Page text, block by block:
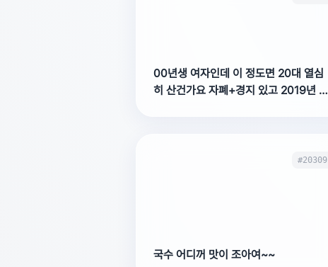
00년생 여자인데 이 정도면 20대 열심
히 산건가요 자폐+경지 있고 2019년 미
#20309
국수 어디꺼 맛이 조아여~~